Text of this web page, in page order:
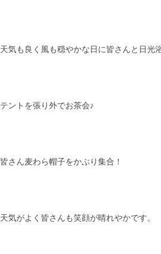
天気も良く風も穏やかな日に皆さんと日光
テントを張り外でお茶会♪
皆さん麦わら帽子をかぶり集合！
天気がよく皆さんも笑顔が晴れやかです。